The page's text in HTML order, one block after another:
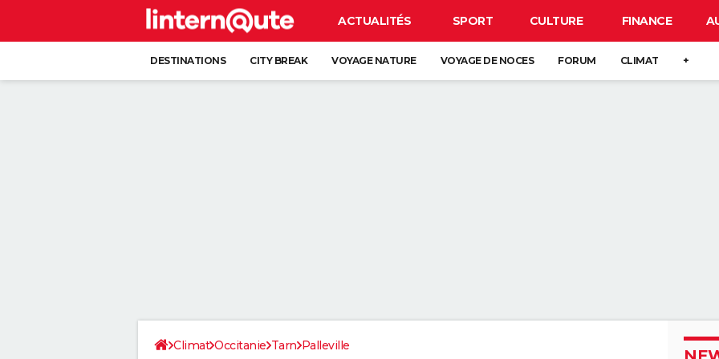
ACTUALITÉS SPORT CULTURE FINANCE
DESTINATIONS CITY BREAK VOYAGE NATURE VOYAGE DE NOCES FORUM CLIMAT +
Climat Occitanie Tarn Palleville